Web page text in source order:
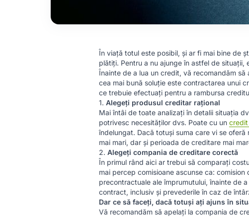
În viață totul este posibil, și ar fi mai bine de
plătiți. Pentru a nu ajunge în astfel de
Înainte de a lua un credit, vă recomandăm
cea mai bună soluție este contractarea unui
ce trebuie efectuați pentru a rambursa
1. Alegeți produsul creditar rațional
Mai întâi de toate analizați în detalii situația
potrivesc necesităților dvs. Poate cu un credit
îndelungat. Dacă totuși suma care vi se
mai mari, dar și perioada de creditare mai
2. Alegeți compania de creditare corectă
În primul rând aici ar trebui să comparați
mai percep comisioane ascunse ca:
precontractuale ale împrumutului, înainte de
contract, inclusiv și prevederile în caz de
Dar ce să faceți, dacă totuși ați ajuns în
Vă recomandăm să apelați la compania de